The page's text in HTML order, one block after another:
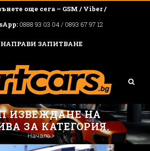
още сега – GSM / Viber /
0888 93 03 04 / 0893 67 97 12
НАПРАВИ ЗАПИТВАНЕ
ИЗВЕЖДАНЕ НА
ЗА КАТЕГОРИЯ.
Начало>